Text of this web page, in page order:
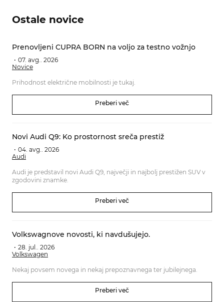
Ostale novice
Prenovljeni CUPRA BORN na voljo za testno vožnjo
Novice
07. avg.. 2026
Prihodnost električne mobilnosti je tukaj.
Preberi več
Novi Audi Q9: Ko prostornost sreča prestiž
Audi
04. avg.. 2026
Audi je predstavil novi Audi Q9, največji in najbolj prestižen SUV v
zgodovini znamke.
Preberi več
Volkswagnove novosti, ki navdušujejo.
Volkswagen
28. jul.. 2026
Nekaj povsem novega in nekaj prepoznavnega ter jubilejnega.
Preberi več